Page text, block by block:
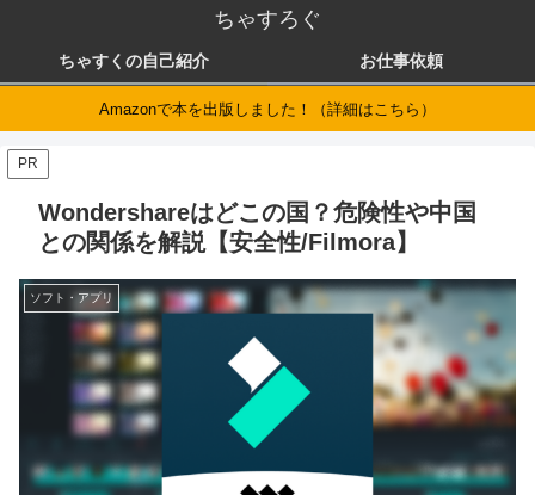
ちゃすろぐ
ちゃすくの自己紹介 お仕事依頼
Amazonで本を出版しました！（詳細はこちら）
PR
Wondershareはどこの国？危険性や中国
との関係を解説【安全性/Filmora】
ソフト・アプリ